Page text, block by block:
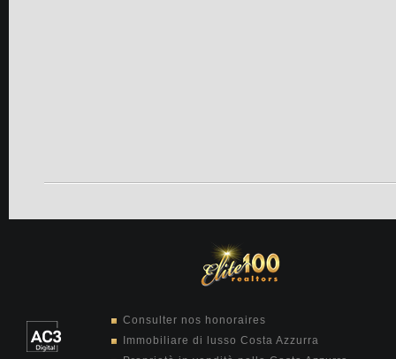
Consulter nos honoraires
Immobiliare di lusso Costa Azzurra